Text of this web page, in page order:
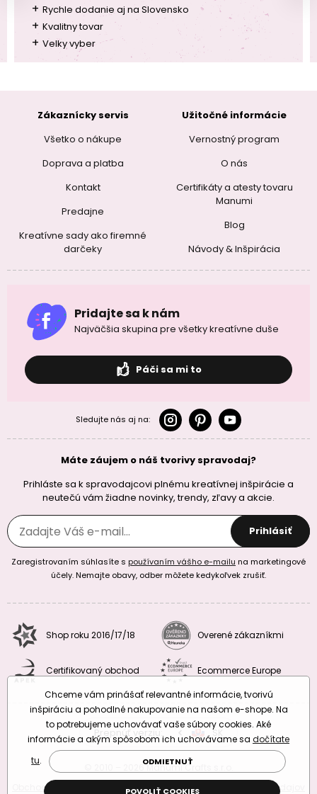
+ Rychle dodanie aj na Slovensko
+ Kvalitny tovar
+ Velky vyber
Zákaznícky servis
Všetko o nákupe
Doprava a platba
Kontakt
Predajne
Kreatívne sady ako firemné
darčeky
Užitočné informácie
Vernostný program
O nás
Certifikáty a atesty tovaru
Manumi
Blog
Návody & Inšpirácia
Pridajte sa k nám
Najväčšia skupina pre všetky kreatívne duše
Páči sa mi to
Sledujte nás aj na:
Máte záujem o náš tvorivy spravodaj?
Prihláste sa k spravodajcovi plnému kreatívnej inšpirácie a
neutečú vám žiadne novinky, trendy, zľavy a akcie.
Prihlásiť
Zaregistrovaním súhlasíte s používaním vášho e-mailu na marketingové
účely. Nemajte obavy, odber môžete kedykoľvek zrušiť.
Shop roku 2016/17/18 Overené zákazníkmi
Certifikovaný obchod Ecommerce Europe
Prepnúť verziu: CZSK
© 2010 – 2026 Manumi Crafts s.r.o.
Obchodné podmienky
Podmienky ochrany osobných údajov
Chceme vám prinášať relevantné informácie, tvorivú
inšpiráciu a pohodlné nakupovanie na našom e-shope. Na
to potrebujeme uchovávať vaše súbory cookies. Aké
informácie a akým spôsobom ich uchovávame sa dočítate
tu. ODMIETNUŤ
POVOLIŤ COOKIES